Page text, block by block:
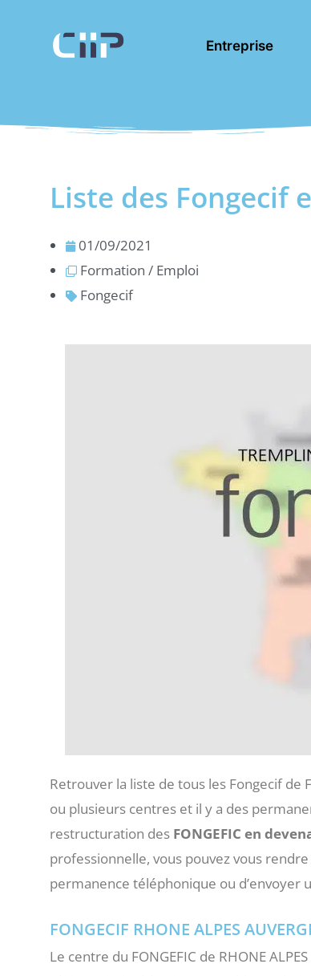
Entreprise
Liste des Fongecif
01/09/2021
Formation / Emploi
Fongecif
Retrouver la liste de tous les Fongecif de
ou plusieurs centres et il y a des
restructuration des FONGEFIC en
professionnelle, vous pouvez vous
permanence téléphonique ou d’envoyer
FONGECIF RHONE ALPES
Le centre du FONGEFIC de RHONE